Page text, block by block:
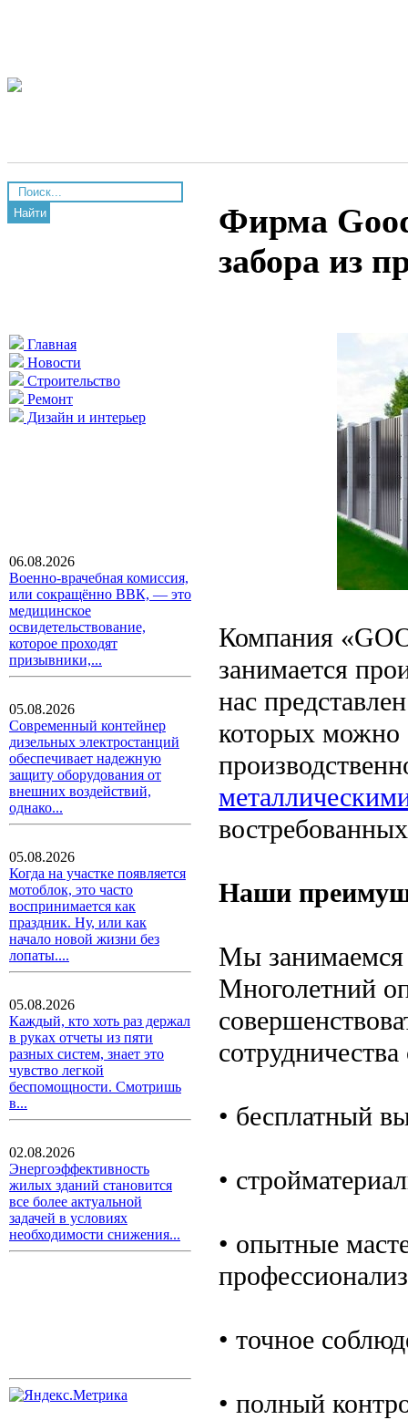
Найти
Главная
Новости
Строительство
Ремонт
Дизайн и интерьер
06.08.2026
Военно-врачебная комиссия,
или сокращённо ВВК, — это
медицинское
освидетельствование,
которое проходят
призывники,...
05.08.2026
Современный контейнер
дизельных электростанций
обеспечивает надежную
защиту оборудования от
внешних воздействий,
однако...
05.08.2026
Когда на участке появляется
мотоблок, это часто
воспринимается как
праздник. Ну, или как
начало новой жизни без
лопаты....
05.08.2026
Каждый, кто хоть раз держал
в руках отчеты из пяти
разных систем, знает это
чувство легкой
беспомощности. Смотришь
в...
02.08.2026
Энергоэффективность
жилых зданий становится
все более актуальной
задачей в условиях
необходимости снижения...
Фирма
забора из
Компания
занимается
нас
которых можно
Наши
Мы занимаемся
Многолетний
• бесплатный
•
• опытные
• точное
• полный